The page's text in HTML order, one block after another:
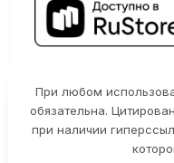
При любом
обязательна.
при наличии